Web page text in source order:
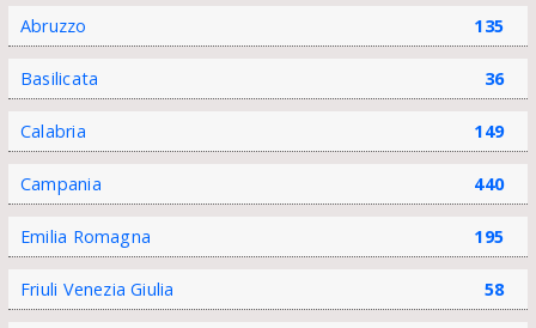
Abruzzo 135
Basilicata 36
Calabria 149
Campania 440
Emilia Romagna 195
Friuli Venezia Giulia 58